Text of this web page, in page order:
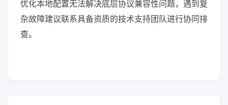
优化本地配置无法解决底层协议兼容性问题，遇到复
杂故障建议联系具备资质的技术支持团队进行协同排
查。